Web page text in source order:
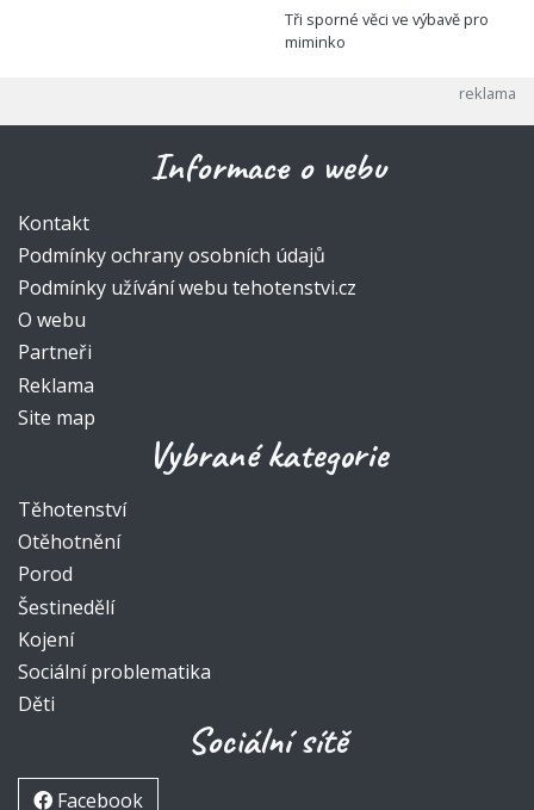
Tři sporné věci ve výbavě pro
miminko
Informace o webu
Kontakt
Podmínky ochrany osobních údajů
Podmínky užívání webu tehotenstvi.cz
O webu
Partneři
Reklama
Site map
Vybrané kategorie
Těhotenství
Otěhotnění
Porod
Šestinedělí
Kojení
Sociální problematika
Děti
Sociální sítě
Facebook